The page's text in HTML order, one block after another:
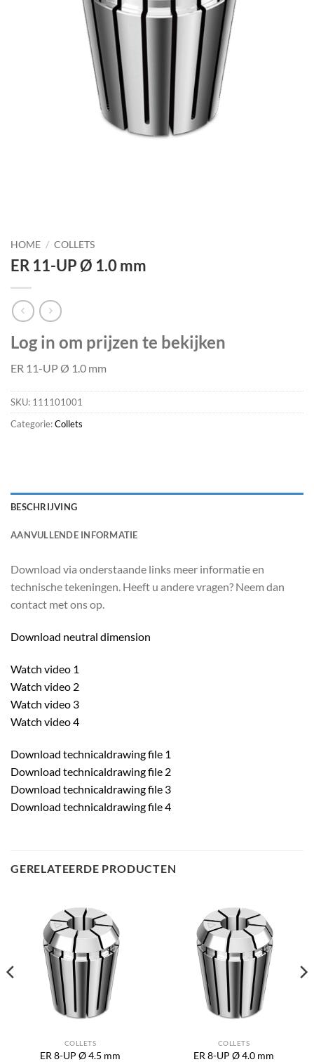
HOME / COLLETS
ER 11-UP Ø 1.0 mm
Log in om prijzen te bekijken
ER 11-UP Ø 1.0 mm
SKU: 111101001
Categorie:Collets
BESCHRIJVING
AANVULLENDE INFORMATIE
Download via onderstaande links meer informatie en
technische tekeningen. Heeft u andere vragen? Neem dan
contact met ons op.
Download neutral dimension
Watch video 1
Watch video 2
Watch video 3
Watch video 4
Download technicaldrawing file 1
Download technicaldrawing file 2
Download technicaldrawing file 3
Download technicaldrawing file 4
GERELATEERDE PRODUCTEN
COLLETS
ER 8-UP Ø 4.5 mm
COLLETS
ER 8-UP Ø 4.0 mm